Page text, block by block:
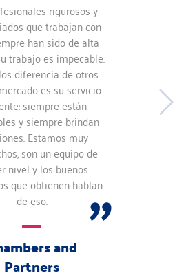
rigurosos y
que trabajan con
han sido de alta
trabajo es impecable.
diferencia de otros
es su servicio
siempre están
y siempre brindan
Estamos muy
son un equipo de
nivel y los buenos
que obtienen hablan
de eso.
and
Partners